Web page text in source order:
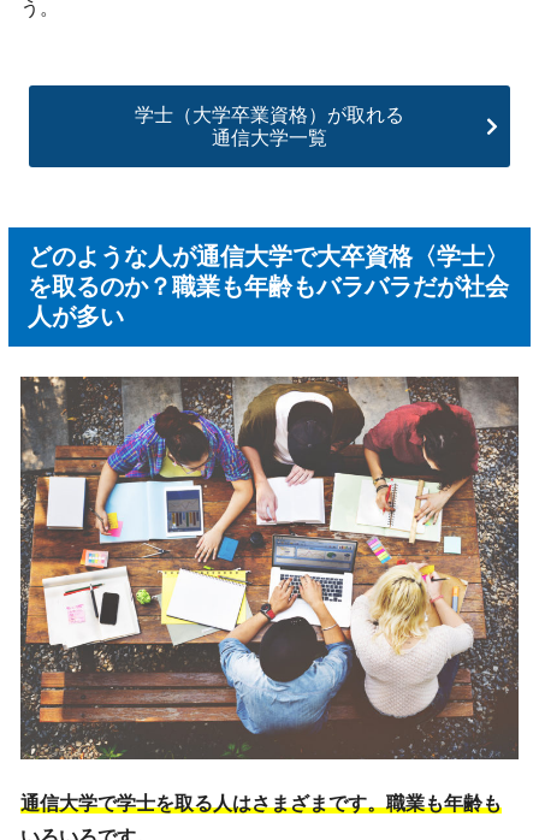
う。
学士（大学卒業資格）が取れる
通信大学一覧
どのような人が通信大学で大卒資格〈学士〉
を取るのか？職業も年齢もバラバラだが社会
人が多い
通信大学で学士を取る人はさまざまです。職業も年齢も